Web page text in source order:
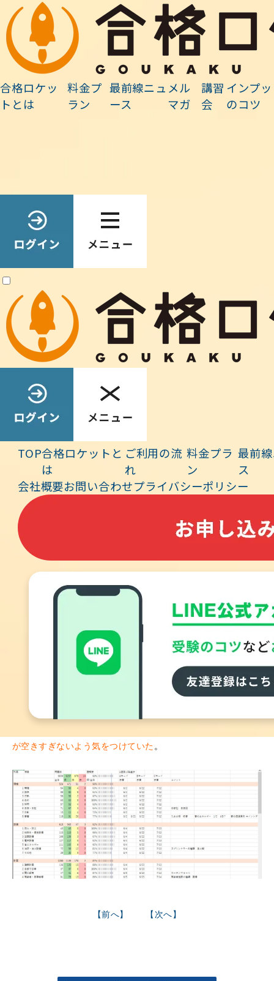
合格ロケッ
トとは
料金プ
ラン
最前線ニュ
ース
メル
マガ
講習
会
インプ
のコツ
TOP合格ロケットと
は
ご利用の流
れ
料金プラ
ン
最前
ス
会社概要お問い合わせプライバシーポリシー
最前線ニュース
ホーム»最前線ニュース»勉強法・活用法» 合格者の声・その７
2025.01.21 勉強法・活用法
合格者の声・その７
［最多解答判定システム ］をご利用頂いた受験生のうち，合格
時の資料 を添えて頂いたもの等について紹介いたします．学科
試験に向けた
日々の学習のヒントとして頂ければ幸いです．
■【合格者の声・その7】
質問１．令和6年度 学科受験対策を本格スタートしたのは何月
令和5年12月
けていた点」 を教えてください．
■「合格ロケットが役立った点」
・スマホ、タブレットでどこでもいつでも学習できたので、昼
休み、仕事の合間にも隙間時間の活用
・［
］で週の学習時間の管理、解いた問題数の把握
ができた点
・ 理解進捗度で項目や単元ごとの理解度(赤,黄,緑)の可視化、
他の受験生との進捗度の比較ができた点
・［モード切替
分けられた点。
どこが仕掛けどころかを集中して
■「ご自身の学習で心掛けていた点」
・２週目以降は過去の合格者の方を参考にしてスプレッドシー
トで進捗管理し、学科本試験までに
過去問20年分の理解度を
して取り組んでいた。
ほとんどを苦手な部分(黄赤)の底上げに費やしていた。
が空きすぎないよう気をつけていた 。
【前へ】 【次へ】